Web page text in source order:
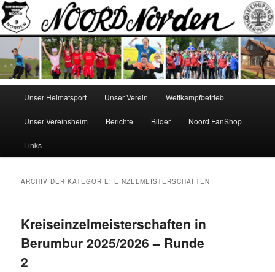
Zum
Inhalt
wechseln
Zum
sekundären
Inhalt
wechselnNOORD
Norden
Unser Heimatsport Unser Verein Wettkampfbetrieb
Unser Vereinsheim Berichte Bilder Noord FanShop
Links
ARCHIV DER KATEGORIE: EINZELMEISTERSCHAFTEN
Kreiseinzelmeisterschaften in
Berumbur 2025/2026 – Runde
2